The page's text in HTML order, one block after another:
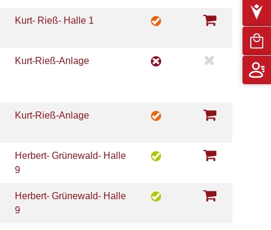
Kurt- Rieß- Halle 1
Kurt-Rieß-Anlage
Kurt-Rieß-Anlage
Herbert- Grünewald- Halle
9
Herbert- Grünewald- Halle
9